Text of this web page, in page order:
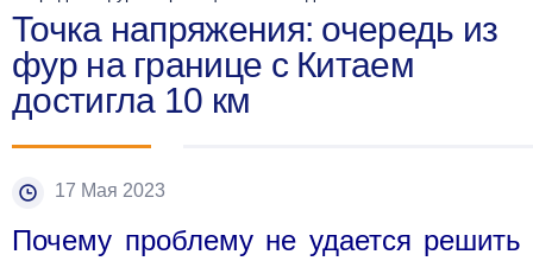
Точка напряжения: очередь из
фур на границе с Китаем
достигла 10 км
17 Мая 2023
Почему проблему не удается решить